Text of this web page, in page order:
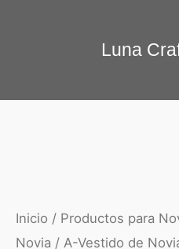
Luna
Inicio / Productos para
Novia / A-Vestido de